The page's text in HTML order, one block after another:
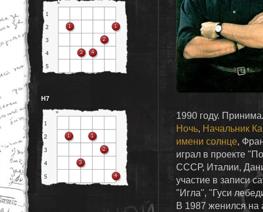
1990 году.
Ночь, Начальник
имени солнце,
играл в проекте
СССР, Италии,
участие в записи
"Игла", "Гуси
В 1987 женился на
H7